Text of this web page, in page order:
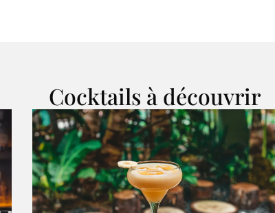
Cocktails à découvrir